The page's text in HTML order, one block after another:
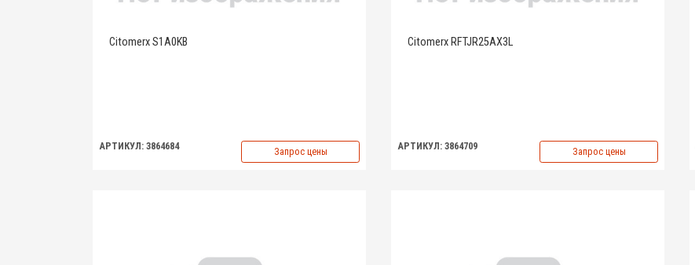
Citomerx S1A0KB
АРТИКУЛ: 3864684 Запрос цены
Citomerx RFTJR25AX3L
АРТИКУЛ: 3864709 Запрос цены